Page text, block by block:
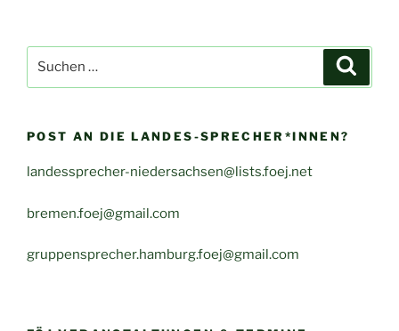
nach:
POST AN DIE LANDES-SPRECHER*INNEN?
landessprecher-niedersachsen@lists.foej.net
bremen.foej@gmail.com
gruppensprecher.hamburg.foej@gmail.com